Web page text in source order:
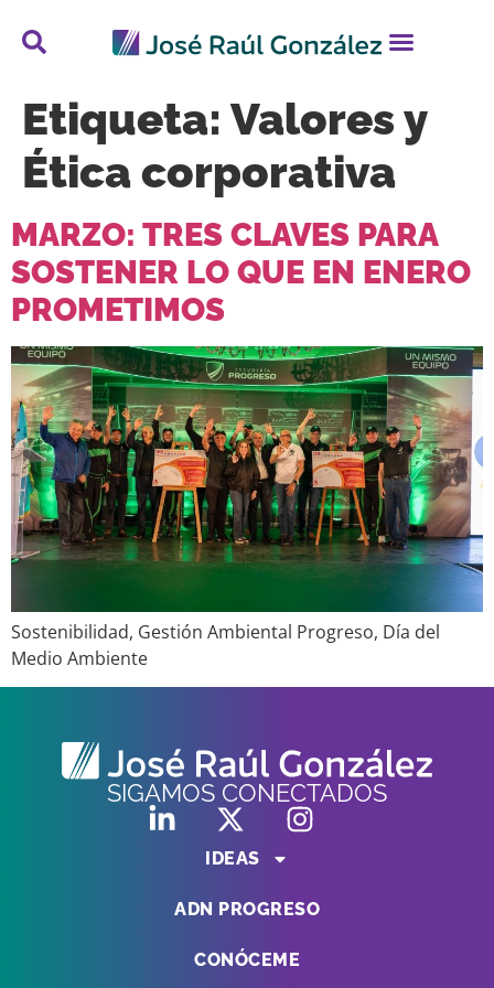
Etiqueta:Valores y
Ética corporativa
MARZO: TRES CLAVES PARA
SOSTENER LO QUE EN ENERO
PROMETIMOS
Sostenibilidad, Gestión Ambiental Progreso, Día del
Medio Ambiente
SIGAMOS CONECTADOS
IDEAS
ADN PROGRESO
CONÓCEME